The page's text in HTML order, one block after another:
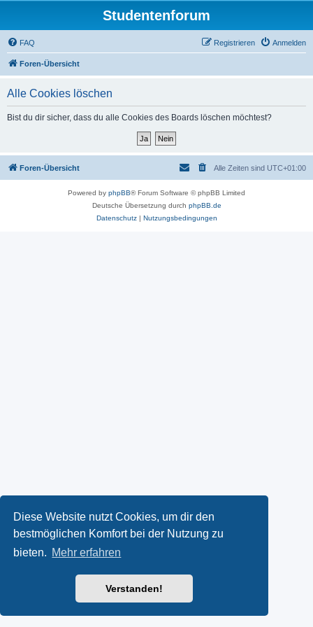
Diese Website nutzt Cookies, um dir den
bestmöglichen Komfort bei der Nutzung zu
bieten. Mehr erfahren
Verstanden!
Studentenforum
FAQ Anmelden
Registrieren
Foren-Übersicht
Alle Cookies löschen
Bist du dir sicher, dass du alle Cookies des Boards löschen möchtest?
Foren-Übersicht Alle Zeiten sind UTC+01:00
Powered by phpBB® Forum Software © phpBB Limited
Deutsche Übersetzung durch phpBB.de
Datenschutz| Nutzungsbedingungen